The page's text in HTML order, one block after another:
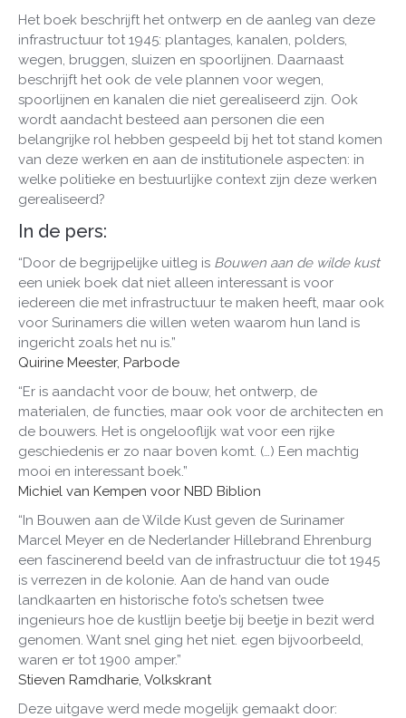
Het boek beschrijft het ontwerp en de aanleg van deze
infrastructuur tot 1945: plantages, kanalen, polders,
wegen, bruggen, sluizen en spoorlijnen. Daarnaast
beschrijft het ook de vele plannen voor wegen,
spoorlijnen en kanalen die niet gerealiseerd zijn. Ook
wordt aandacht besteed aan personen die een
belangrijke rol hebben gespeeld bij het tot stand komen
van deze werken en aan de institutionele aspecten: in
welke politieke en bestuurlijke context zijn deze werken
gerealiseerd?
In de pers:
“Door de begrijpelijke uitleg is Bouwen aan de wilde kust
een uniek boek dat niet alleen interessant is voor
iedereen die met infrastructuur te maken heeft, maar ook
voor Surinamers die willen weten waarom hun land is
ingericht zoals het nu is.”
Quirine Meester, Parbode
“Er is aandacht voor de bouw, het ontwerp, de
materialen, de functies, maar ook voor de architecten en
de bouwers. Het is ongelooflijk wat voor een rijke
geschiedenis er zo naar boven komt. (…) Een machtig
mooi en interessant boek.”
Michiel van Kempen voor NBD Biblion
“In Bouwen aan de Wilde Kust geven de Surinamer
Marcel Meyer en de Nederlander Hillebrand Ehrenburg
een fascinerend beeld van de infrastructuur die tot 1945
is verrezen in de kolonie. Aan de hand van oude
landkaarten en historische foto’s schetsen twee
ingenieurs hoe de kustlijn beetje bij beetje in bezit werd
genomen. Want snel ging het niet. egen bijvoorbeeld,
waren er tot 1900 amper.”
Stieven Ramdharie, Volkskrant
Deze uitgave werd mede mogelijk gemaakt door: